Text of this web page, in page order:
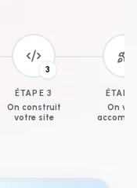
3
ÉTAPE 3
On construit
votre site
ÉTAPE
On